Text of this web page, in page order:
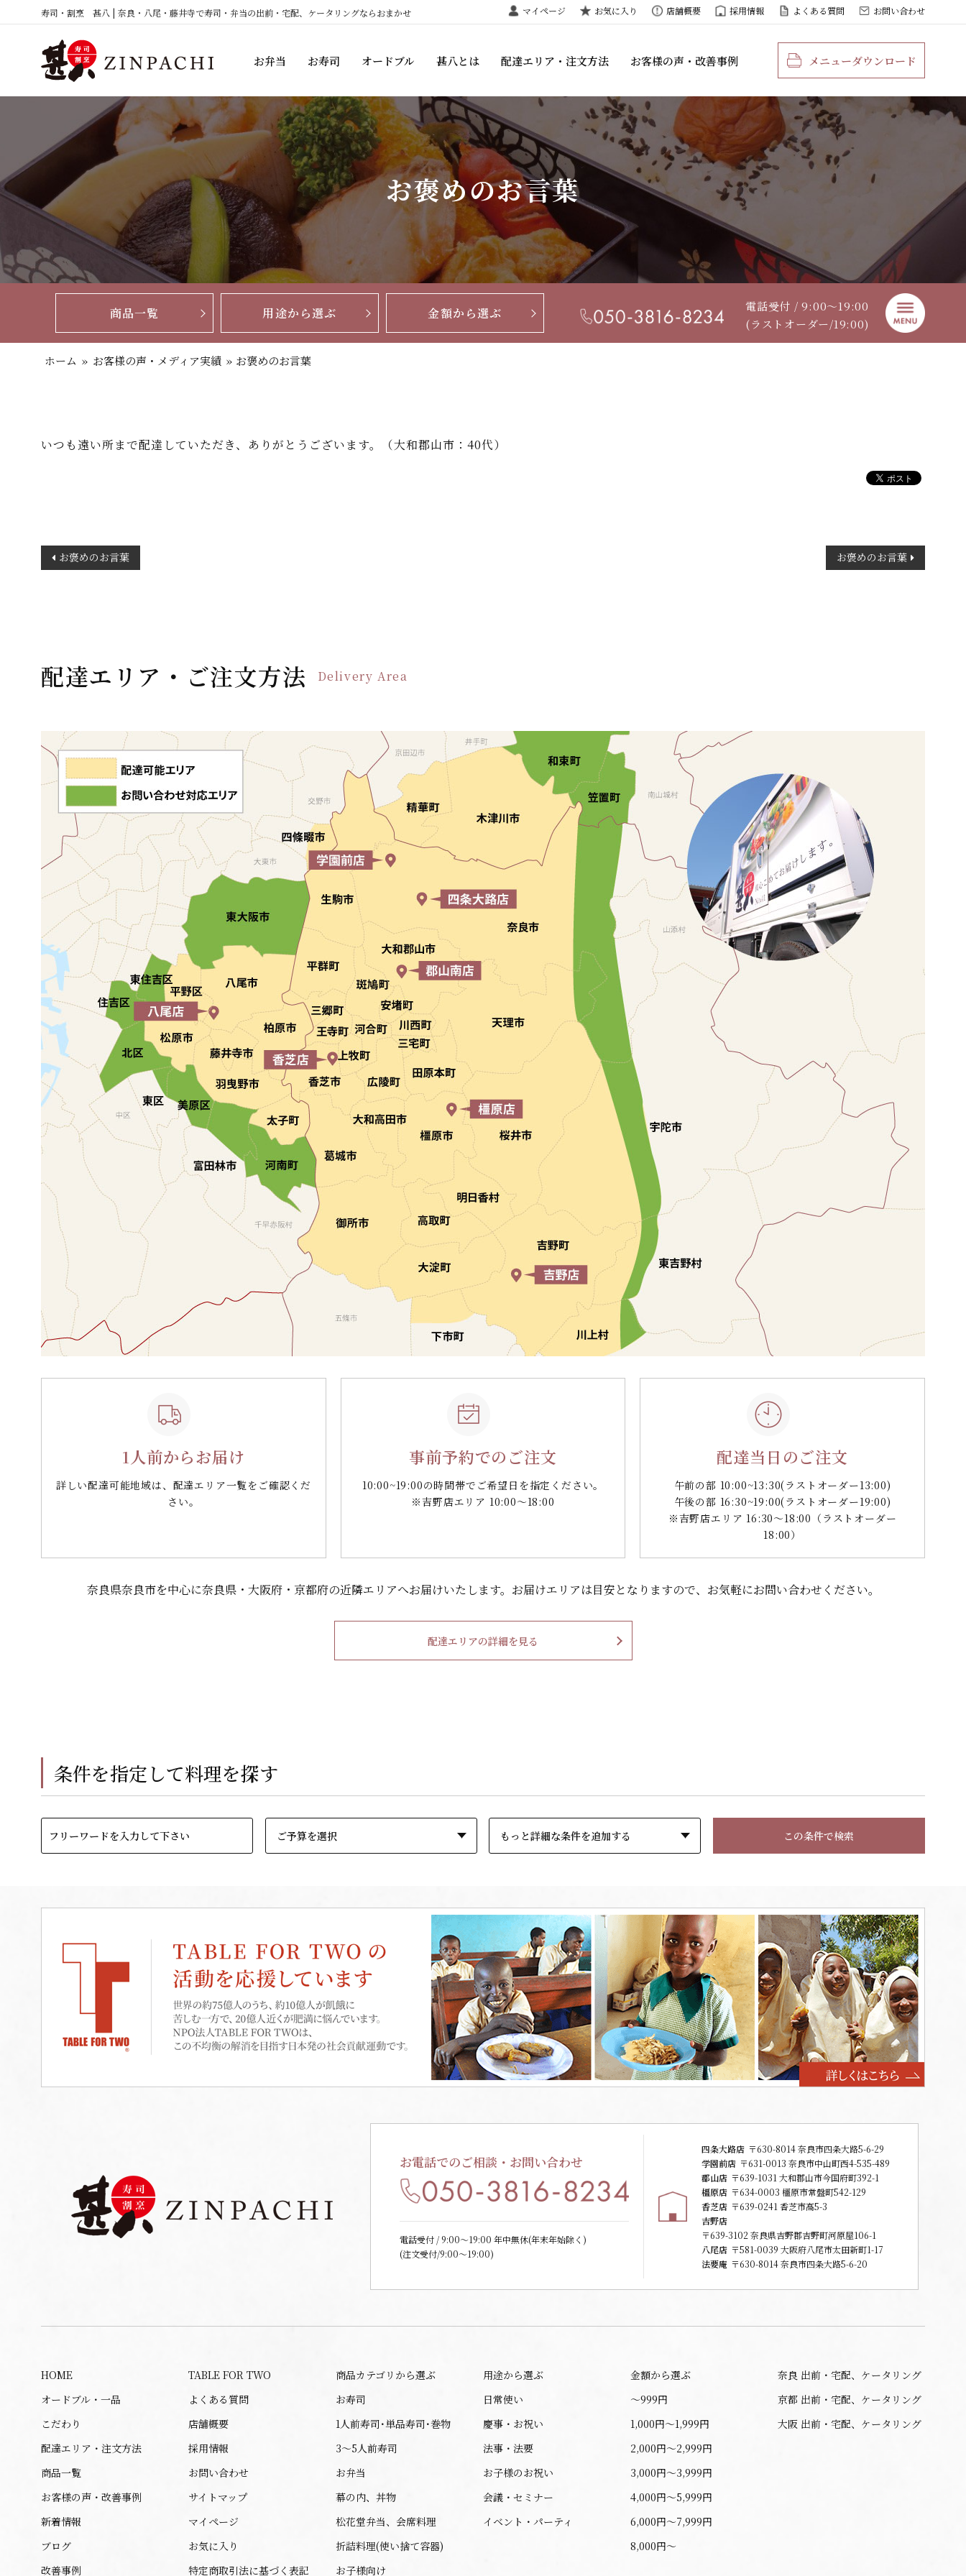
ン
プ
寿司・割烹 甚八 | 奈良・八尾・藤井寺で寿司・弁当の出前・宅配、ケータリングならおまかせ マイページ お気に入り 店舗概要 採用情報 よくある質問 お問い合わせ
お弁当 お寿司 オードブル 甚八とは 配達エリア・注文方法 お客様の声・改善事例 メニューダウンロード
お褒めのお言葉
商品一覧 用途から選ぶ 金額から選ぶ
電話受付 / 9:00〜19:00
(ラストオーダー/19:00)
ホーム » お客様の声・メディア実績 » お褒めのお言葉
いつも遠い所まで配達していただき、ありがとうございます。（大和郡山市：40代）
稿
シ
ョ
お褒めのお言葉 お褒めのお言葉
配達エリア・ご注文方法 Delivery Area
1人前からお届け
詳しい配達可能地域は、配達エリア一覧をご確認くだ
さい。
事前予約でのご注文
10:00~19:00の時間帯で ご希望日を指定ください。
※吉野店エリア 10:00～18:00
配達当日のご注文
午前の部 10:00~13:30(ラストオーダー13:00)
午後の部 16:30~19:00(ラストオーダー19:00)
※吉野店エリア 16:30～18:00（ラストオーダー
18:00）
奈良県奈良市を中心に奈良県・大阪府・京都府の近隣エリアへお届けいたします。 お届けエリアは目安となりますので、 お気軽にお問い合わせください。
配達エリアの詳細を見る
条件を指定して料理を探す
もっと詳細な条件を追加する この条件で検索
お電話でのご相談・お問い合わせ
電話受付 / 9:00〜19:00 年中無休(年末年始除く)
(注文受付/9:00～19:00)
四条大路店 〒630-8014 奈良市四条大路5-6-29
学園前店 〒631-0013 奈良市中山町西4-535-489
郡山店 〒639-1031 大和郡山市今国府町392-1
橿原店 〒634-0003 橿原市常盤町542-129
香芝店 〒639-0241 香芝市高5-3
吉野店
〒639-3102 奈良県吉野郡吉野町河原屋106-1
八尾店 〒581-0039 大阪府八尾市太田新町1-17
法要庵 〒630-8014 奈良市四条大路5-6-20
HOME
オードブル・一品
こだわり
配達エリア・注文方法
商品一覧
お客様の声・改善事例
新着情報
ブログ
改善事例
TABLE FOR TWO
よくある質問
店舗概要
採用情報
お問い合わせ
サイトマップ
マイページ
お気に入り
特定商取引法に基づく表記
商品カテゴリから選ぶ
お寿司
1人前寿司･単品寿司･巻物
3～5人前寿司
お弁当
幕の内、丼物
松花堂弁当、会席料理
折詰料理(使い捨て容器)
お子様向け
用途から選ぶ
日常使い
慶事・お祝い
法事・法要
お子様のお祝い
会議・セミナー
イベント・パーティ
金額から選ぶ
〜999円
1,000円〜1,999円
2,000円〜2,999円
3,000円〜3,999円
4,000円〜5,999円
6,000円〜7,999円
8,000円〜
奈良 出前・宅配、ケータリング
京都 出前・宅配、ケータリング
大阪 出前・宅配、ケータリング